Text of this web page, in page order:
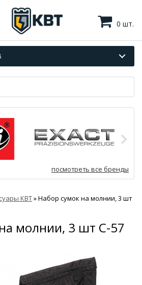
0 шт.
посмотреть все бренды
КВТ»Набор сумок на молнии, 3 шт
молнии, 3 шт С-57